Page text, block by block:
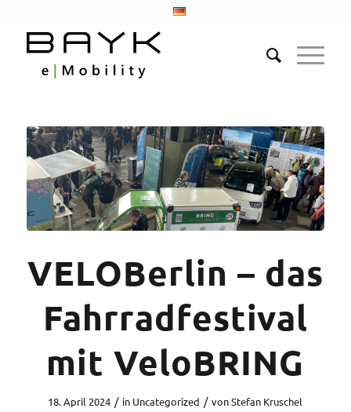
VELOBerlin – das
Fahrradfestival
mit VeloBRING
18. April 2024 / in Uncategorized / vonStefan Kruschel